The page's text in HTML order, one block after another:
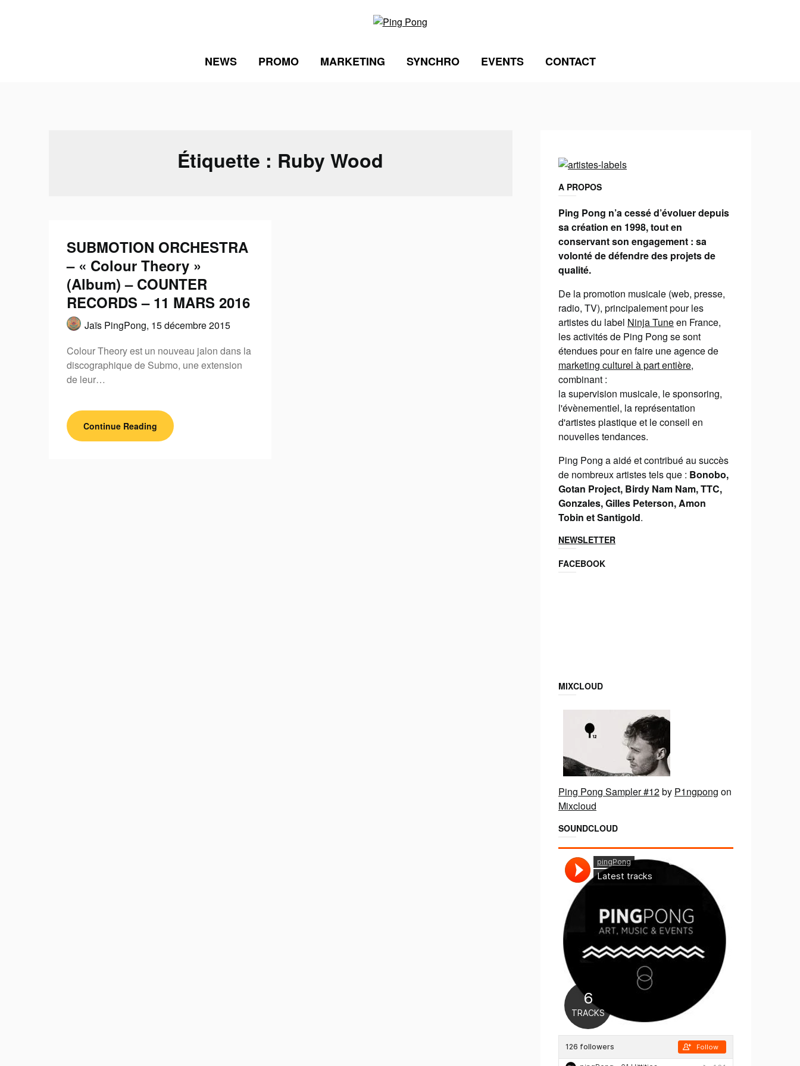
NEWS PROMO MARKETING SYNCHRO EVENTS CONTACT
Étiquette : Ruby Wood
SUBMOTION ORCHESTRA
– « Colour Theory »
(Album) – COUNTER
RECORDS – 11 MARS 2016
Jaïs PingPong, 15 décembre 2015
Colour Theory est un nouveau jalon dans la
discographique de Submo, une extension
de leur…
Continue Reading
A PROPOS
Ping Pong n’a cessé d’évoluer depuis
sa création en 1998, tout en
conservant son engagement : sa
volonté de défendre des projets de
qualité.
De la promotion musicale (web, presse,
radio, TV), principalement pour les
artistes du label Ninja Tuneen France,
les activités de Ping Pong se sont
étendues pour en faire une agence de
marketing culturel à part entière,
combinant :
la supervision musicale, le sponsoring,
l'évènementiel, la représentation
d'artistes plastique et le conseil en
nouvelles tendances.
Ping Pong a aidé et contribué au succès
de nombreux artistes tels que : Bonobo,
Gotan Project, Birdy Nam Nam, TTC,
Gonzales, Gilles Peterson, Amon
Tobin et Santigold.
NEWSLETTER
FACEBOOK
MIXCLOUD
Ping Pong Sampler #12by P1ngpong on
Mixcloud
SOUNDCLOUD